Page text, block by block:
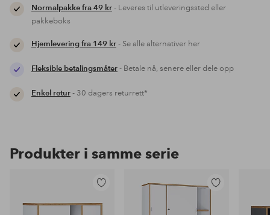
Normalpakke fra 49 kr- Leveres til utleveringssted eller
pakkeboks
Hjemlevering fra 149 kr- Se alle alternativer her
Fleksible betalingsmåter- Betale nå, senere eller dele opp
Enkel retur- 30 dagers returrett*
Produkter i samme serie
til
favoritter